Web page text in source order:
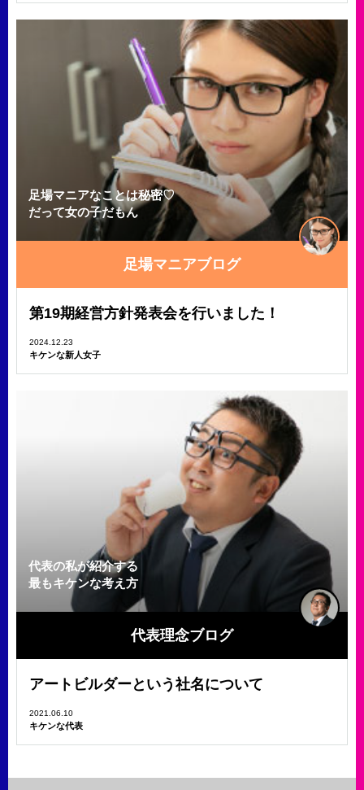
足場マニアなことは秘密♡
だって女の子だもん
足場マニアブログ
第19期経営方針発表会を行いました！
2024.12.23
キケンな新人女子
代表の私が紹介する
最もキケンな考え方
代表理念ブログ
アートビルダーという社名について
2021.06.10
キケンな代表